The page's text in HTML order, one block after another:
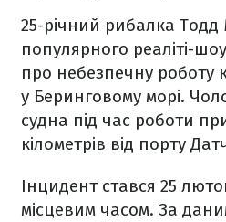
25-річний рибалка
популярного реаліті-
про небезпечну роботу
у Беринговому морі.
судна під час роботи
кілометрів від порту
Інцидент стався 25
місцевим часом. За